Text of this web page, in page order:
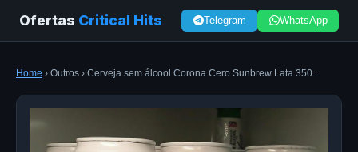
Ofertas Critical Hits Telegram WhatsApp
Home › Outros › Cerveja sem álcool Corona Cero Sunbrew Lata 350...